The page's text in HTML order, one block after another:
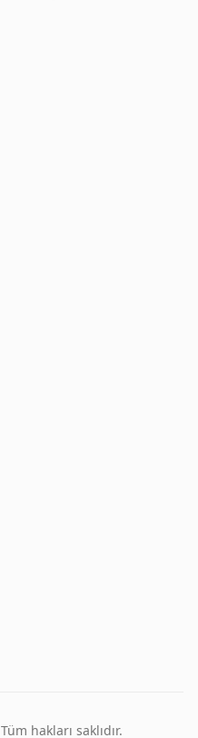
Tüm hakları saklıdır.